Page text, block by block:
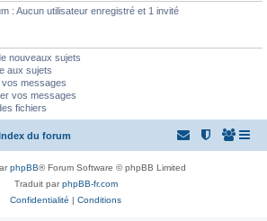
: Aucun utilisateur enregistré et 1 invité
nouveaux sujets
aux sujets
vos messages
vos messages
fichiers
du forum
phpBB® Forum Software © phpBB Limited
Traduit parphpBB-fr.com
Confidentialité | Conditions